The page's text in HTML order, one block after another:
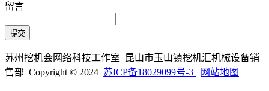
留言
苏州挖机会网络科技工作室 昆山市玉山镇挖机汇机械设备销
售部 Copyright © 2024 苏ICP备18029099号-3 网站地图